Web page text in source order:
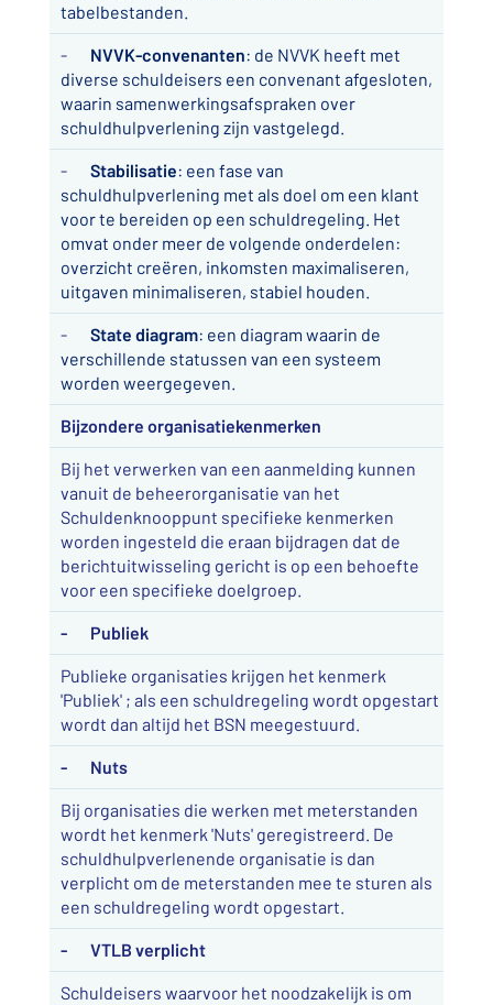
tabelbestanden.
- NVVK-convenanten: de NVVK heeft met
diverse schuldeisers een convenant afgesloten,
waarin samenwerkingsafspraken over
schuldhulpverlening zijn vastgelegd.
- Stabilisatie: een fase van
schuldhulpverlening met als doel om een klant
voor te bereiden op een schuldregeling. Het
omvat onder meer de volgende onderdelen:
overzicht creëren, inkomsten maximaliseren,
uitgaven minimaliseren, stabiel houden.
- State diagram: een diagram waarin de
verschillende statussen van een systeem
worden weergegeven.
Bijzondere organisatiekenmerken
Bij het verwerken van een aanmelding kunnen
vanuit de beheerorganisatie van het
Schuldenknooppunt specifieke kenmerken
worden ingesteld die eraan bijdragen dat de
berichtuitwisseling gericht is op een behoefte
voor een specifieke doelgroep.
- Publiek
Publieke organisaties krijgen het kenmerk
'Publiek' ; als een schuldregeling wordt opgestart
wordt dan altijd het BSN meegestuurd.
- Nuts
Bij organisaties die werken met meterstanden
wordt het kenmerk 'Nuts' geregistreerd. De
schuldhulpverlenende organisatie is dan
verplicht om de meterstanden mee te sturen als
een schuldregeling wordt opgestart.
- VTLB verplicht
Schuldeisers waarvoor het noodzakelijk is om